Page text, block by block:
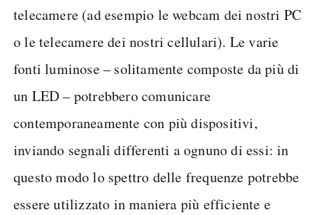
telecamere (ad esempio le webcam dei nostri PC
o le telecamere dei nostri cellulari). Le varie
fonti luminose – solitamente composte da più di
un LED – potrebbero comunicare
contemporaneamente con più dispositivi,
inviando segnali differenti a ognuno di essi: in
questo modo lo spettro delle frequenze potrebbe
essere utilizzato in maniera più efficiente e